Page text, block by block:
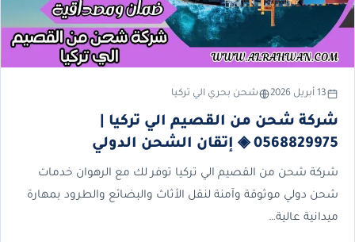
13 أبريل 2026 شحن بحري الي تركيا
شركة شحن من القصيم الي تركيا |
0568829975 ◈ إتقان الشحن الدولي
شركة شحن من القصيم الي تركيا توفر لك مع الرهوان خدمات
شحن دولي موثوقة وآمنة لنقل الأثاث والبضائع والطرود بمهارة
ميدانية عالية…